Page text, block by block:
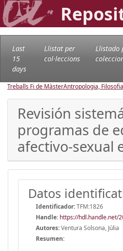
Last
15
days
Llistat per
col·leccions
Llistado
Treballs Fi de MàsterAntropologia,
Revisión
programas de
afectivo-sexual
Datos
Identificador:TFM:1826
Handle: https://hdl.handle.net/
Autores:Ventura Solsona, Júlia
Resumen: